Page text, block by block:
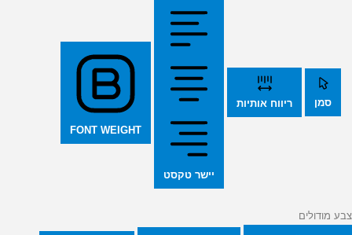
סמן ריווח אותיות
יישר טקסט
FONT WEIGHT
צבע מודולים